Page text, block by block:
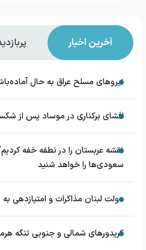
آخرین اخبار
نیروهای مسلح عراق به حال
افشای برکناری در موساد پس از
نقشه عربستان را در نطفه خفه
سعودی‌ها را خواهد شنید
دولت لبنان مذاکرات و امتیازدهی
کریدورهای شمالی و جنوبی تنگه